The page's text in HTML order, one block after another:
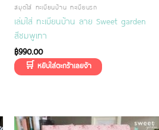
สมุดใส่ ทะเบียนบ้าน ทะเบียนรถ
เล่มใส่ ทะเบียนบ้าน ลาย Sweet garden
สีชมพูเทา
฿990.00